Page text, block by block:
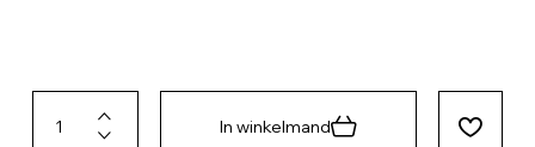
In winkelmand